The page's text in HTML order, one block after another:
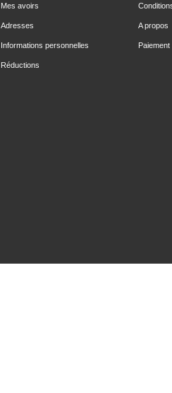
Mes avoirs
Adresses
Informations personnelles
Réductions
A propos